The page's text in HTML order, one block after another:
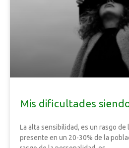
Mis dificultades
La alta sensibilidad, es un rasgo de
presente en un 20-30% de la